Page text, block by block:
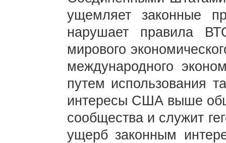
ущемляет законные
нарушает правила
мирового
международного
путем использования
интересы США выше
сообщества и служит
ущерб законным